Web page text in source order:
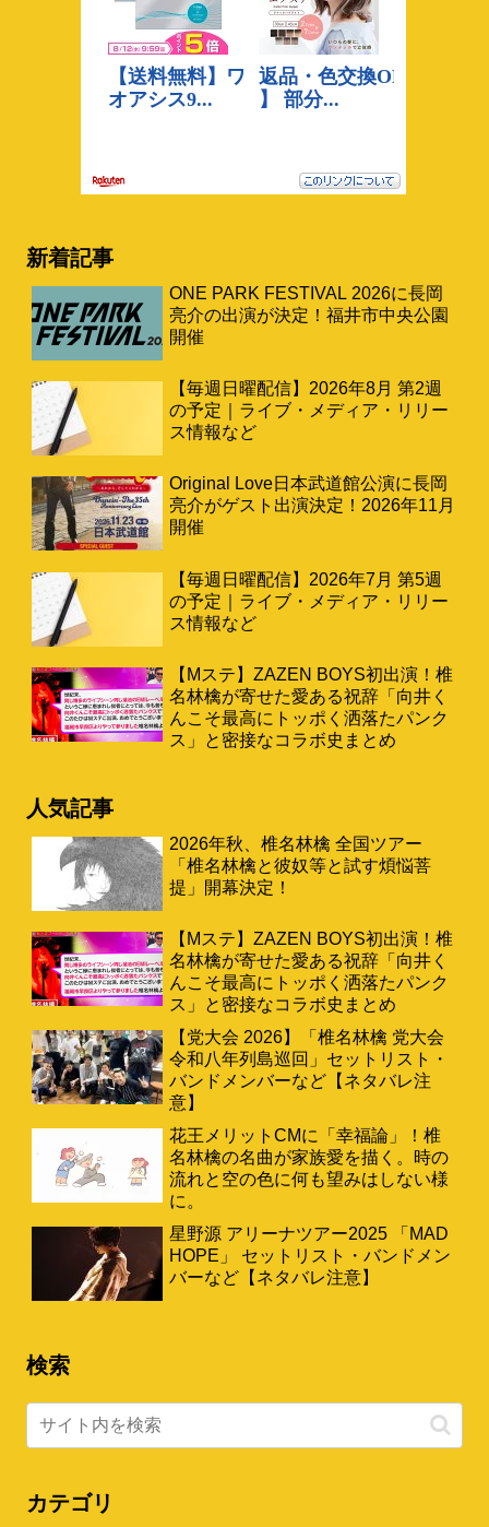
新着記事
ONE PARK FESTIVAL 2026に長岡
亮介の出演が決定！福井市中央公園
開催
【毎週日曜配信】2026年8月 第2週
の予定｜ライブ・メディア・リリー
ス情報など
Original Love日本武道館公演に長岡
亮介がゲスト出演決定！2026年11月
開催
【毎週日曜配信】2026年7月 第5週
の予定｜ライブ・メディア・リリー
ス情報など
【Mステ】ZAZEN BOYS初出演！椎
名林檎が寄せた愛ある祝辞「向井く
んこそ最高にトッポく洒落たパンク
ス」と密接なコラボ史まとめ
人気記事
2026年秋、椎名林檎 全国ツアー
「椎名林檎と彼奴等と試す煩悩菩
提」開幕決定！
【Mステ】ZAZEN BOYS初出演！椎
名林檎が寄せた愛ある祝辞「向井く
んこそ最高にトッポく洒落たパンク
ス」と密接なコラボ史まとめ
【党大会 2026】「椎名林檎 党大会
令和八年列島巡回」セットリスト・
バンドメンバーなど【ネタバレ注
意】
花王メリットCMに「幸福論」！椎
名林檎の名曲が家族愛を描く。時の
流れと空の色に何も望みはしない様
に。
星野源 アリーナツアー2025 「MAD
HOPE」 セットリスト・バンドメン
バーなど【ネタバレ注意】
検索
カテゴリ